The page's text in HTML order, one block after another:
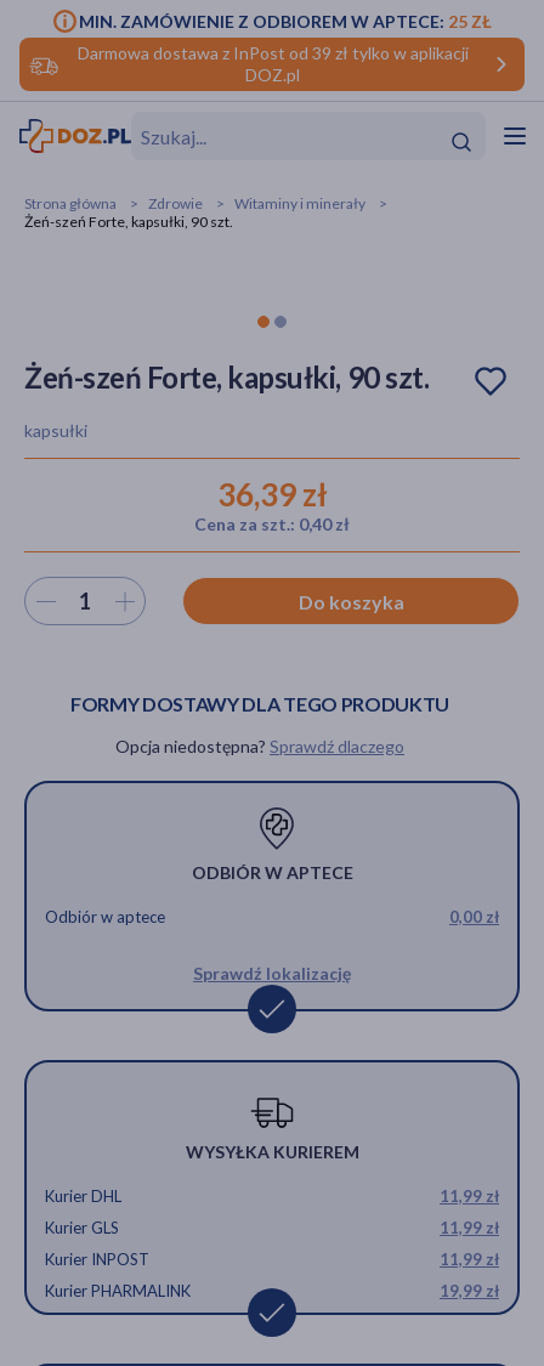
Darmowa dostawa z InPost od 39 zł tylko w aplikacji
DOZ.pl
MIN. ZAMÓWIENIE Z ODBIOREM W APTECE: 25 ZŁ
Strona główna Zdrowie
Witaminy i minerały
Żeń-szeń Forte, kapsułki, 90 szt.
Żeń-szeń Forte, kapsułki, 90 szt.
kapsułki
36,39 zł
Cena za szt.: 0,40 zł
Wybierz ilość Do koszyka
FORMY DOSTAWY DLA TEGO PRODUKTU
Opcja niedostępna? Sprawdź dlaczego
ODBIÓR W APTECE
Odbiór w aptece 0,00 zł
Sprawdź lokalizację
WYSYŁKA KURIEREM
Kurier DHL
11,99 zł
Kurier GLS
11,99 zł
Kurier INPOST
11,99 zł
Kurier PHARMALINK
19,99 zł